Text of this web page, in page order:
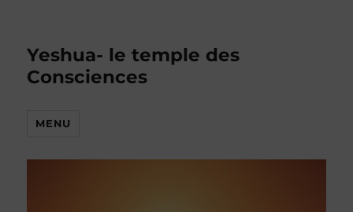
Yeshua- le temple des
Consciences
MENU